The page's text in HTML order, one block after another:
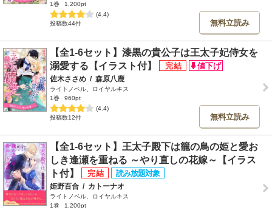
1巻
1,200pt
(4.4)
投稿数44件
無料立読み
【全1-6セット】漆黒の貴公子は王太子妃侍女を
溺愛する【イラスト付】
佐木ささめ / 森原八鹿
ライトノベル、ロイヤルキス
1巻
960pt
(4.4)
投稿数12件
無料立読み
【全1-6セット】王太子殿下は籠の鳥の姫と愛お
しき逢瀬を重ねる ～やり直しの花嫁～【イラス
ト付】
姫野百合 / カトーナオ
ライトノベル、ロイヤルキス
1巻
1,200pt